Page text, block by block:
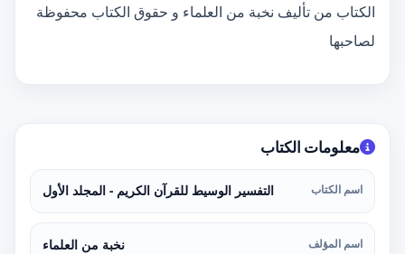
الكتاب من تأليف نخبة من العلماء و حقوق الكتاب محفوظة
لصاحبها
معلومات الكتاب
اسم الكتاب التفسير الوسيط للقرآن الكريم - المجلد الأول
اسم المؤلف نخبة من العلماء